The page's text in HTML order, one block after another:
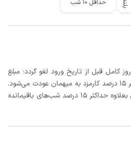
حداقل 10 شب
در صورتی که رزرو، حداقل 3 روز کامل قبل از تاریخ ورود لغو گردد؛ مبلغ
صورتحساب پس از کسر حداکثر 15 درصد کارمزد به میهمان عودت می‌شود.
در غیر اینصورت اجاره شب اول بعلاوه حداکثر 15 درصد شب‌های باقیمانده